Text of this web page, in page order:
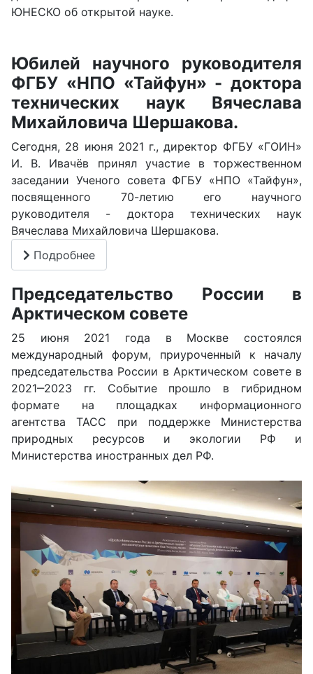
ЮНЕСКО об открытой науке.
Юбилей научного руководителя
ФГБУ «НПО «Тайфун» - доктора
технических наук Вячеслава
Михайловича Шершакова.
Сегодня, 28 июня 2021 г., директор ФГБУ «ГОИН»
И. В. Ивачёв принял участие в торжественном
заседании Ученого совета ФГБУ «НПО «Тайфун»,
посвященного 70-летию его научного
руководителя - доктора технических наук
Вячеслава Михайловича Шершакова.
Подробнее
Председательство России в
Арктическом совете
25 июня 2021 года в Москве состоялся
международный форум, приуроченный к началу
председательства России в Арктическом совете в
2021‒2023 гг. Событие прошло в гибридном
формате на площадках информационного
агентства ТАСС при поддержке Министерства
природных ресурсов и экологии РФ и
Министерства иностранных дел РФ.